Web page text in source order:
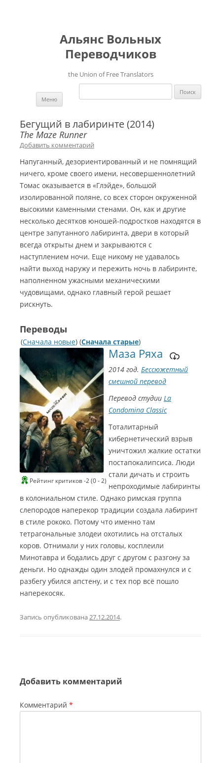
Альянс Вольных
Переводчиков
the Union of Free Translators
Найти:
Меню
Бегущий в лабиринте (2014)
The Maze Runner
Добавить комментарий
Напуганный, дезориентированный и не помнящий
ничего, кроме своего имени, несовершеннолетний
Томас оказывается в «Глэйде», большой
изолированной поляне, со всех сторон окруженной
высокими каменными стенами. Он, как и другие
несколько десятков юношей-подростков находятся в
центре запутанного лабиринта, двери в который
всегда открыты днем и закрываются с
наступлением ночи. Еще никому не удавалось
найти выход наружу и пережить ночь в лабиринте,
наполненном ужасными механическими
чудовищами, однако главный герой решает
рискнуть.
Переводы
(Сначала новые) (Сначала старые)
Рейтинг критиков -2 (0 - 2)
Маза Ряха
2014 год. Бессюжетный
смешной перевод
Перевод студии La
Condomina Classic
Тоталитарный
кибернетический взрыв
уничтожил жалкие остатки
постапокалипсиса. Люди
стали дичать и строить
непроходимые лабиринты
в колониальном стиле. Однако римская группа
слепородов наперекор традиции создала лабиринт
в стиле рококо. Потому что именно там
тетрагональные злодеи охотились на отсталых
коров. Отнимали у них головы, косплеили
Минотавра и бодались друг с другом с разгону за
деньги. Но однажды один злодей промахнулся и с
разбегу убился апстену, и с тех пор всё пошло
наперекосяк.
Запись опубликована27.12.2014.
Добавить комментарий
Комментарий *